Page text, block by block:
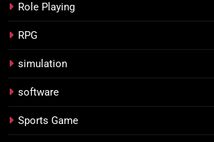
Role Playing
RPG
simulation
software
Sports Game